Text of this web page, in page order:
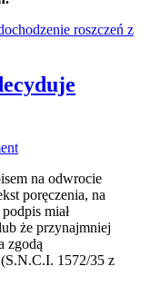
roszczeń z
na odwrocie
poręczenia, na
miał
że przynajmniej
zgodą
1572/35 z